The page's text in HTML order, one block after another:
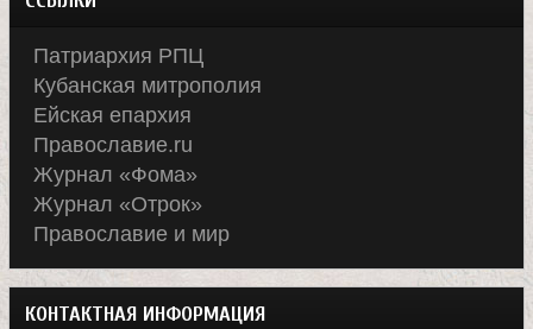
Патриархия РПЦ
Кубанская митрополия
Ейская епархия
Православие.ru
Журнал «Фома»
Журнал «Отрок»
Православие и мир
КОНТАКТНАЯ ИНФОРМАЦИЯ